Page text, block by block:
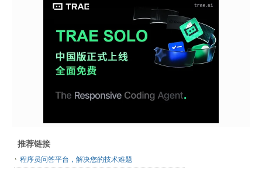
推荐链接
程序员问答平台，解决您的技术难题